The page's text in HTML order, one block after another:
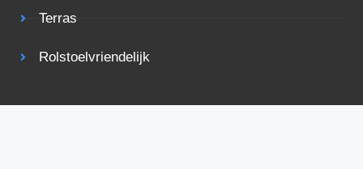
Terras
Rolstoelvriendelijk